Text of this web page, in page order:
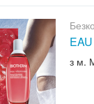
з м.